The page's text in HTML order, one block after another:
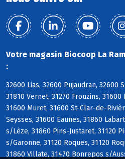
Votre magasin Biocoop La
:
32600 Lias, 32600 Pujaudran, 32600
31810 Vernet, 31270 Frouzins,
31600 Muret, 31600 St-Clar-de-
Seysses, 31600 Eaunes, 31860
s/Lèze, 31860 Pins-Justaret, 31120
s/Garonne, 31120 Roques, 31120
31860 Villate, 31470 Bonrepos s/